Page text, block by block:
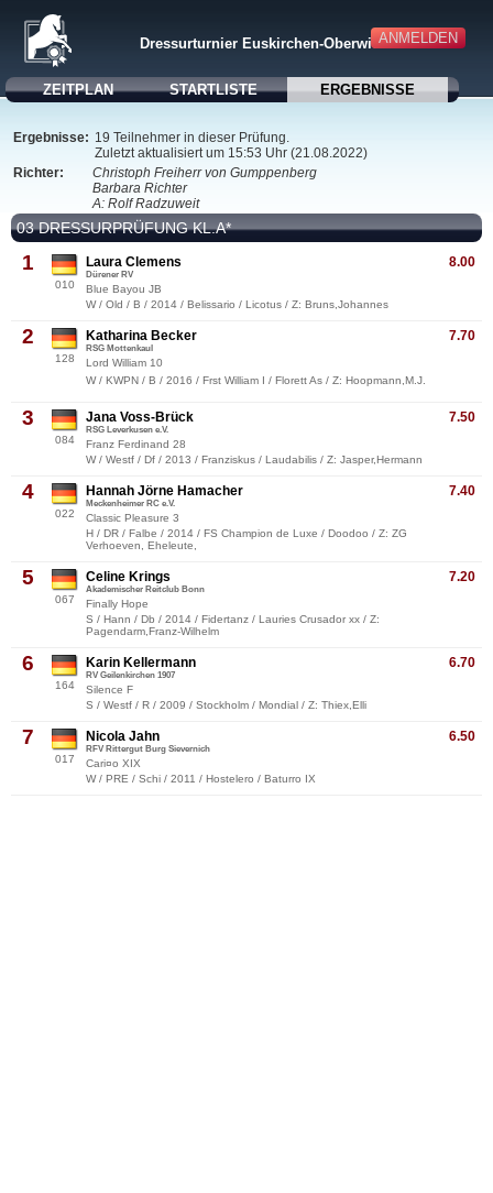
ANMELDEN
Dressurturnier Euskirchen-Oberwichterich
ZEITPLAN STARTLISTE ERGEBNISSE
Ergebnisse: 19 Teilnehmer in dieser Prüfung.
Zuletzt aktualisiert um 15:53 Uhr (21.08.2022)
Richter:
Christoph Freiherr von Gumppenberg
Barbara Richter
A: Rolf Radzuweit
03 DRESSURPRÜFUNG KL.A*
1
010
8.00
Laura Clemens
Dürener RV
Blue Bayou JB
W / Old / B / 2014 / Belissario / Licotus / Z: Bruns,Johannes
2
128
7.70
Katharina Becker
RSG Mottenkaul
Lord William 10
W / KWPN / B / 2016 / Frst William I / Florett As / Z: Hoopmann,M.J.
3
084
7.50
Jana Voss-Brück
RSG Leverkusen e.V.
Franz Ferdinand 28
W / Westf / Df / 2013 / Franziskus / Laudabilis / Z: Jasper,Hermann
4
022
7.40
Hannah Jörne Hamacher
Meckenheimer RC e.V.
Classic Pleasure 3
H / DR / Falbe / 2014 / FS Champion de Luxe / Doodoo / Z: ZG
Verhoeven, Eheleute,
5
067
7.20
Celine Krings
Akademischer Reitclub Bonn
Finally Hope
S / Hann / Db / 2014 / Fidertanz / Lauries Crusador xx / Z:
Pagendarm,Franz-Wilhelm
6
164
6.70
Karin Kellermann
RV Geilenkirchen 1907
Silence F
S / Westf / R / 2009 / Stockholm / Mondial / Z: Thiex,Elli
7
017
6.50
Nicola Jahn
RFV Rittergut Burg Sievernich
Cari¤o XIX
W / PRE / Schi / 2011 / Hostelero / Baturro IX